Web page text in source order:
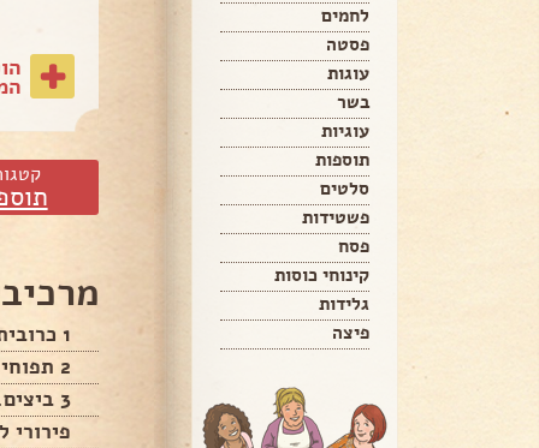
לחמים
פסטה
עוגות
בשר
עוגיות
תוספות
סלטים
פשטידות
פסח
קינוחי כוסות
גלידות
פיצה
1 כרובית מפורקת לפרחים.
2 תפוחי אדמה קלופים חתוכים.
3 ביצים.
פירורי